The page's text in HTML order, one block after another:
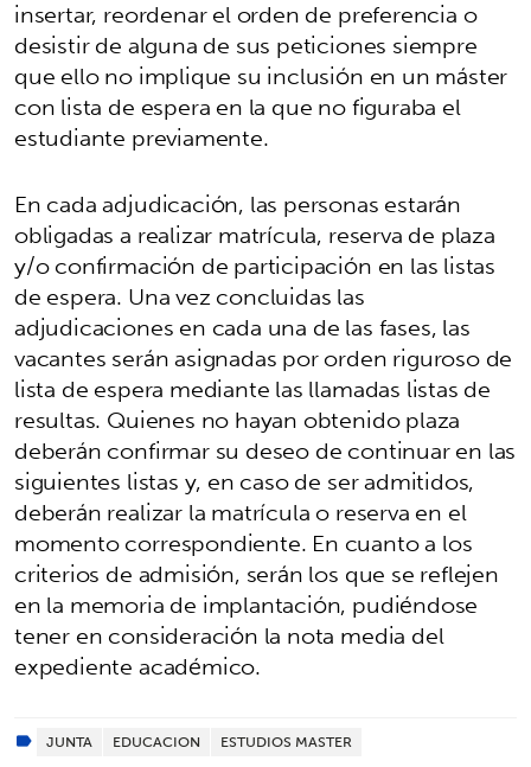
insertar, reordenar el orden de preferencia o
desistir de alguna de sus peticiones siempre
que ello no implique su inclusión en un máster
con lista de espera en la que no figuraba el
estudiante previamente.
En cada adjudicación, las personas estarán
obligadas a realizar matrícula, reserva de plaza
y/o confirmación de participación en las listas
de espera. Una vez concluidas las
adjudicaciones en cada una de las fases, las
vacantes serán asignadas por orden riguroso de
lista de espera mediante las llamadas listas de
resultas. Quienes no hayan obtenido plaza
deberán confirmar su deseo de continuar en las
siguientes listas y, en caso de ser admitidos,
deberán realizar la matrícula o reserva en el
momento correspondiente. En cuanto a los
criterios de admisión, serán los que se reflejen
en la memoria de implantación, pudiéndose
tener en consideración la nota media del
expediente académico.
JUNTA EDUCACION ESTUDIOS MASTER